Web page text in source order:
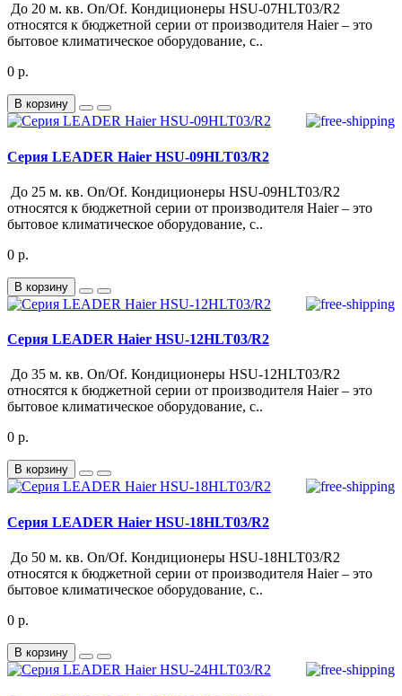
До 20 м. кв. On/Of. Кондиционеры HSU-07HLT03/R2
относятся к бюджетной серии от производителя Haier – это
бытовое климатическое оборудование, с..
0 р.
В корзину
Серия LEADER Haier HSU-09HLT03/R2
До 25 м. кв. On/Of. Кондиционеры HSU-09HLT03/R2
относятся к бюджетной серии от производителя Haier – это
бытовое климатическое оборудование, с..
0 р.
В корзину
Серия LEADER Haier HSU-12HLT03/R2
До 35 м. кв. On/Of. Кондиционеры HSU-12HLT03/R2
относятся к бюджетной серии от производителя Haier – это
бытовое климатическое оборудование, с..
0 р.
В корзину
Серия LEADER Haier HSU-18HLT03/R2
До 50 м. кв. On/Of. Кондиционеры HSU-18HLT03/R2
относятся к бюджетной серии от производителя Haier – это
бытовое климатическое оборудование, с..
0 р.
В корзину